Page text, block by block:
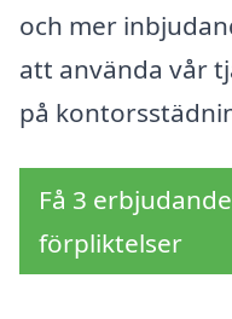
och mer
att använda vår
på
Få 3
förpliktelser